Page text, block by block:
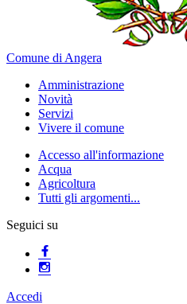
Comune di Angera
Amministrazione
Novità
Servizi
Vivere il comune
Accesso all'informazione
Acqua
Agricoltura
Tutti gli argomenti...
Seguici su
Accedi